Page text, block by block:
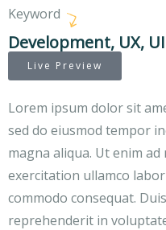
Keyword
Development, UX, UI
Live Preview
Lorem ipsum dolor sit
sed do eiusmod tempor
magna aliqua. Ut enim
exercitation ullamco
commodo consequat.
reprehenderit in